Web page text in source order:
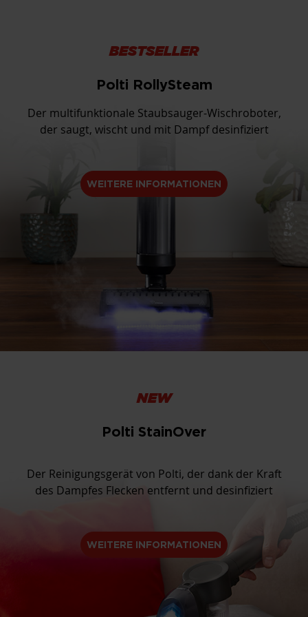
BESTSELLER
Polti RollySteam
Der multifunktionale Staubsauger-Wischroboter,
der saugt, wischt und mit Dampf desinfiziert
WEITERE INFORMATIONEN
NEW
Polti StainOver
Der Reinigungsgerät von Polti, der dank der Kraft
des Dampfes Flecken entfernt und desinfiziert
WEITERE INFORMATIONEN